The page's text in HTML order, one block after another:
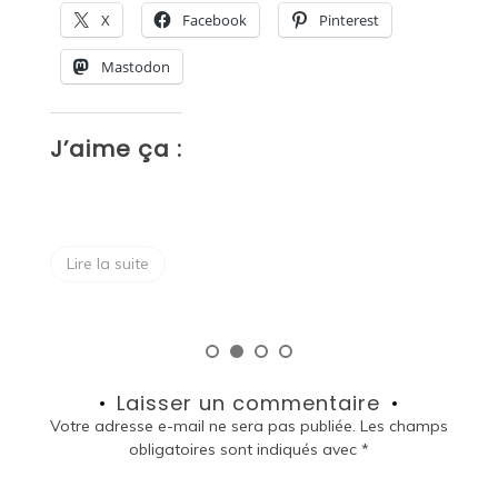
X Facebook Pinterest
Mastodon
J’aime ça :
Lire la suite
Laisser un commentaire
Votre adresse e-mail ne sera pas publiée. Les champs
obligatoires sont indiqués avec *